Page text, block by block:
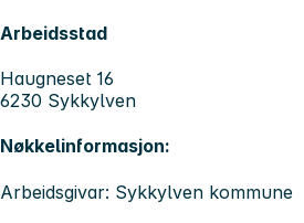
Arbeidsstad
Haugneset 16
6230 Sykkylven
Nøkkelinformasjon:
Arbeidsgivar: Sykkylven kommune